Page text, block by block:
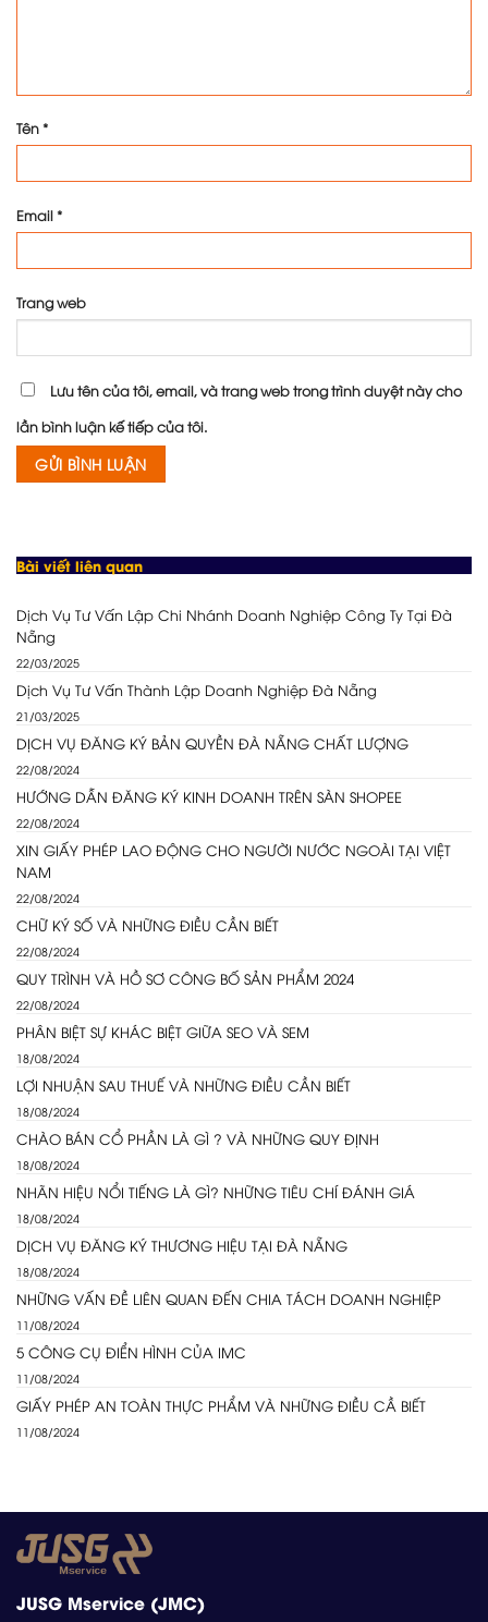
Tên *
Email *
Trang web
Lưu tên của tôi, email, và trang web trong trình duyệt này cho
lần bình luận kế tiếp của tôi.
Bài viết liên quan
Dịch Vụ Tư Vấn Lập Chi Nhánh Doanh Nghiệp Công Ty Tại Đà
Nẵng
22/03/2025
Dịch Vụ Tư Vấn Thành Lập Doanh Nghiệp Đà Nẵng
21/03/2025
DỊCH VỤ ĐĂNG KÝ BẢN QUYỀN ĐÀ NẴNG CHẤT LƯỢNG
22/08/2024
HƯỚNG DẪN ĐĂNG KÝ KINH DOANH TRÊN SÀN SHOPEE
22/08/2024
XIN GIẤY PHÉP LAO ĐỘNG CHO NGƯỜI NƯỚC NGOÀI TẠI VIỆT
NAM
22/08/2024
CHỮ KÝ SỐ VÀ NHỮNG ĐIỀU CẦN BIẾT
22/08/2024
QUY TRÌNH VÀ HỒ SƠ CÔNG BỐ SẢN PHẨM 2024
22/08/2024
PHÂN BIỆT SỰ KHÁC BIỆT GIỮA SEO VÀ SEM
18/08/2024
LỢI NHUẬN SAU THUẾ VÀ NHỮNG ĐIỀU CẦN BIẾT
18/08/2024
CHÀO BÁN CỔ PHẦN LÀ GÌ ? VÀ NHỮNG QUY ĐỊNH
18/08/2024
NHÃN HIỆU NỔI TIẾNG LÀ GÌ? NHỮNG TIÊU CHÍ ĐÁNH GIÁ
18/08/2024
DỊCH VỤ ĐĂNG KÝ THƯƠNG HIỆU TẠI ĐÀ NẴNG
18/08/2024
NHỮNG VẤN ĐỀ LIÊN QUAN ĐẾN CHIA TÁCH DOANH NGHIỆP
11/08/2024
5 CÔNG CỤ ĐIỂN HÌNH CỦA IMC
11/08/2024
GIẤY PHÉP AN TOÀN THỰC PHẨM VÀ NHỮNG ĐIỀU CẦ BIẾT
11/08/2024
JUSG Mservice (JMC)